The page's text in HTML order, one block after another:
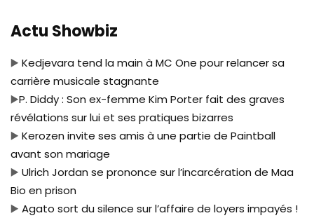
Actu Showbiz
▶️ Kedjevara tend la main à MC One pour relancer sa
carrière musicale stagnante
▶️P. Diddy : Son ex-femme Kim Porter fait des graves
révélations sur lui et ses pratiques bizarres
▶️ Kerozen invite ses amis à une partie de Paintball
avant son mariage
▶️ Ulrich Jordan se prononce sur l’incarcération de Maa
Bio en prison
▶️ Agato sort du silence sur l’affaire de loyers impayés !